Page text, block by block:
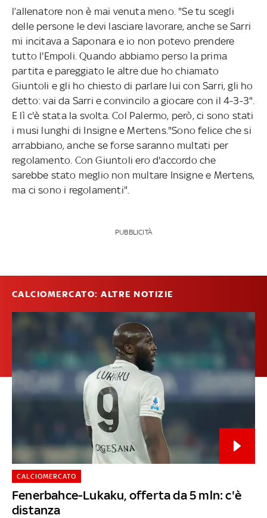
l’allenatore non è mai venuta meno. "Se tu scegli
delle persone le devi lasciare lavorare, anche se Sarri
mi incitava a Saponara e io non potevo prendere
tutto l'Empoli. Quando abbiamo perso la prima
partita e pareggiato le altre due ho chiamato
Giuntoli e gli ho chiesto di parlare lui con Sarri, gli ho
detto: vai da Sarri e convincilo a giocare con il 4-3-3".
E lì c'è stata la svolta. Col Palermo, però, ci sono stati
i musi lunghi di Insigne e Mertens."Sono felice che si
arrabbiano, anche se forse saranno multati per
regolamento. Con Giuntoli ero d'accordo che
sarebbe stato meglio non multare Insigne e Mertens,
ma ci sono i regolamenti".
PUBBLICITÀ
CALCIOMERCATO: ALTRE NOTIZIE
Fenerbahce-Lukaku, offerta da 5 mln: c'è
distanza
CALCIOMERCATO